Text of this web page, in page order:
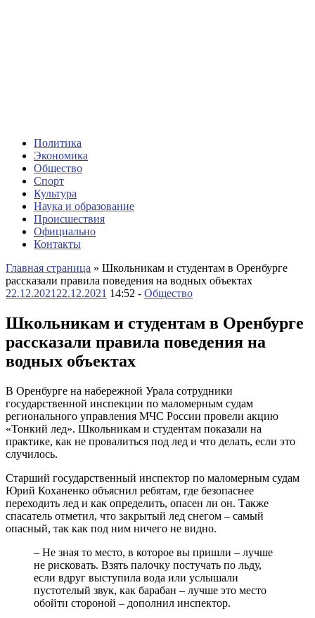
Политика
Экономика
Общество
Спорт
Культура
Наука и образование
Происшествия
Официально
Контакты
Главная страница » Школьникам и студентам в Оренбурге
рассказали правила поведения на водных объектах
22.12.2021 22.12.2021 14:52 - Общество
Школьникам и студентам в Оренбурге
рассказали правила поведения на
водных объектах
В Оренбурге на набережной Урала сотрудники
государственной инспекции по маломерным судам
регионального управления МЧС России провели акцию
«Тонкий лед». Школьникам и студентам показали на
практике, как не провалиться под лед и что делать, если это
случилось.
Старший государственный инспектор по маломерным судам
Юрий Коханенко объяснил ребятам, где безопаснее
переходить лед и как определить, опасен ли он. Также
спасатель отметил, что закрытый лед снегом – самый
опасный, так как под ним ничего не видно.
– Не зная то место, в которое вы пришли ­– лучше
не рисковать. Взять палочку постучать по льду,
если вдруг выступила вода или услышали
пустотелый звук, как барабан – лучше это место
обойти стороной – дополнил инспектор.